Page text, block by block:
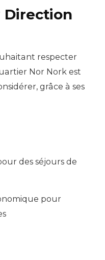
Direction
respecter
Nor Nork est
grâce à ses
des séjours de
pour